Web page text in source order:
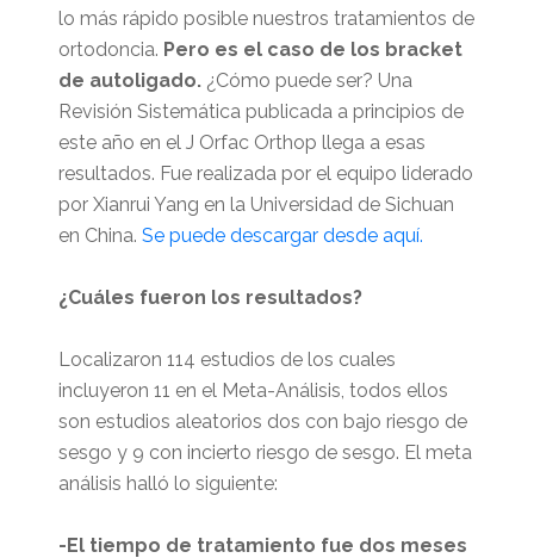
lo más rápido posible nuestros tratamientos de
ortodoncia. Pero es el caso de los bracket
de autoligado.¿Cómo puede ser? Una
Revisión Sistemática publicada a principios de
este año en el J Orfac Orthop llega a esas
resultados. Fue realizada por el equipo liderado
por Xianrui Yang en la Universidad de Sichuan
en China. Se puede descargar desde aquí.
¿Cuáles fueron los resultados?
Localizaron 114 estudios de los cuales
incluyeron 11 en el Meta-Análisis, todos ellos
son estudios aleatorios dos con bajo riesgo de
sesgo y 9 con incierto riesgo de sesgo. El meta
análisis halló lo siguiente:
-El tiempo de tratamiento fue dos meses